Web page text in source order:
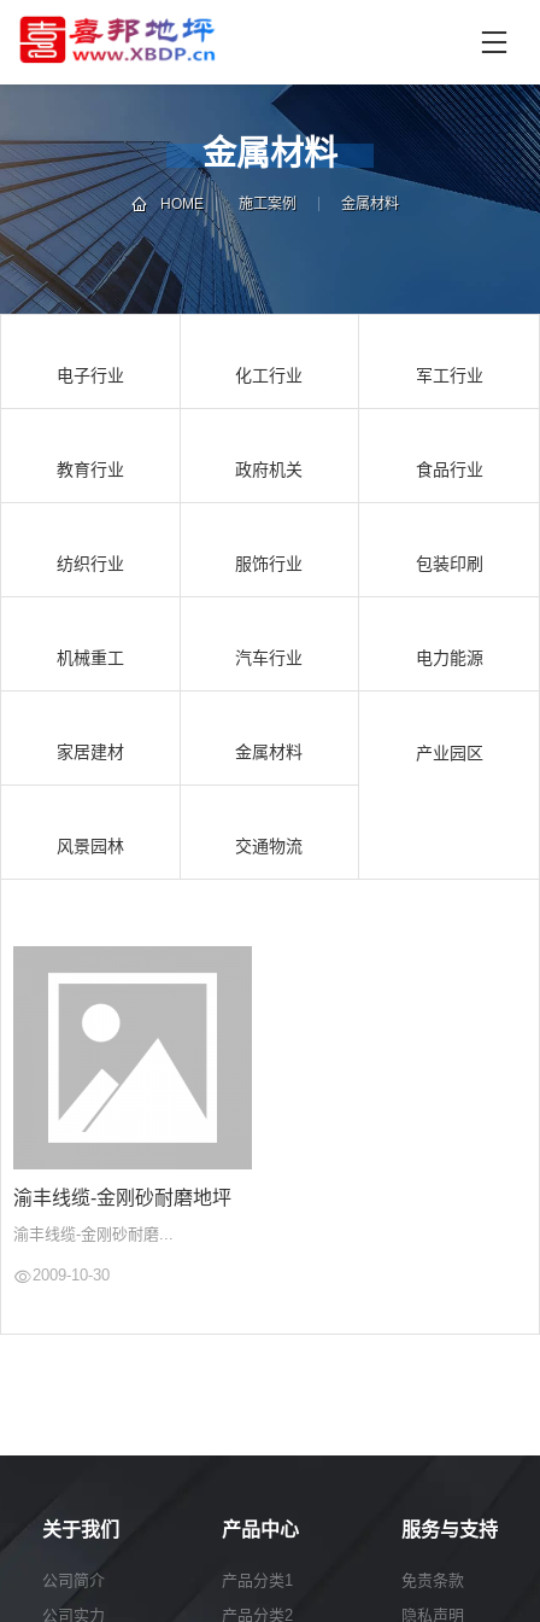
页
中
心
技
术
支
持
资
讯
中
例
金属材料
HOME 施工案例 金属材料
电子行业 化工行业 军工行业
教育行业 政府机关 食品行业
纺织行业 服饰行业 包装印刷
机械重工 汽车行业 电力能源
家居建材 金属材料 产业园区
风景园林 交通物流
渝丰线缆-金刚砂耐磨地坪
渝丰线缆-金刚砂耐磨...
2009-10-30
关于我们
公司简介
公司实力
产品中心
产品分类1
产品分类2
服务与支持
免责条款
隐私声明